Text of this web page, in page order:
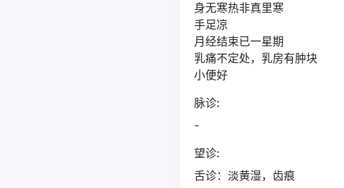
身无寒热非真里寒
手足凉
月经结束已一星期
乳痛不定处，乳房有肿块
小便好
脉诊:
-
望诊:
舌诊：淡黄湿，齿痕